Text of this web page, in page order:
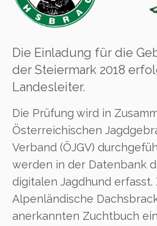
Die Einladung für die
der Steiermark 2018
Landesleiter.
Die Prüfung wird in
Österreichischen
Verband (ÖJGV)
werden in der Datenbank
digitalen Jagdhund erfasst.
Alpenländische
anerkannten Zuchtbuch